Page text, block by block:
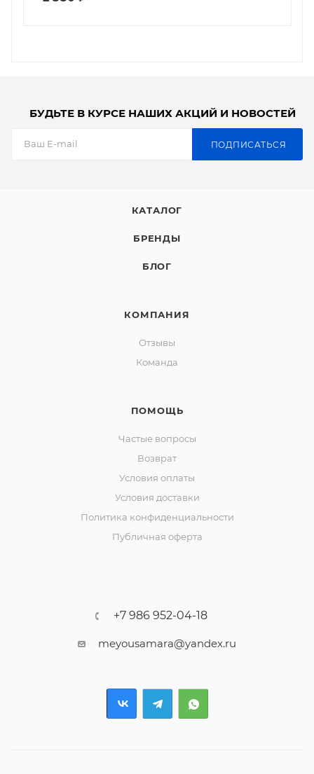
БУДЬТЕ В КУРСЕ НАШИХ АКЦИЙ И НОВОСТЕЙ
ПОДПИСАТЬСЯ
КАТАЛОГ
БРЕНДЫ
БЛОГ
КОМПАНИЯ
Отзывы
Команда
ПОМОЩЬ
Частые вопросы
Возврат
Условия оплаты
Условия доставки
Политика конфиденциальности
Публичная оферта
+7 986 952-04-18
meyousamara@yandex.ru